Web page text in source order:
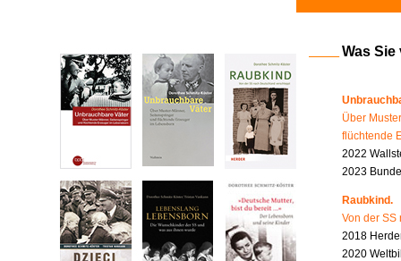
Was
Über
flüchtende
2022
2023
Raubkind.
Von der SS
2018
2020